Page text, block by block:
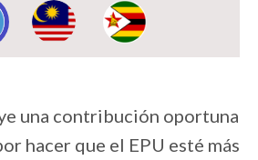
Image: Image:
una contribución oportuna
hacer que el EPU esté más